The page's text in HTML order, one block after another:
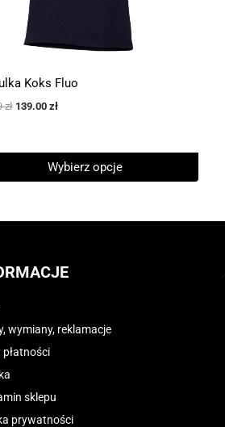
Koks Fluo
zł Pierwotna
169.99 zł.
139.00 złAktualna
139.00 zł.
Wybierz opcje
wymiany, reklamacje
płatności
sklepu
prywatności